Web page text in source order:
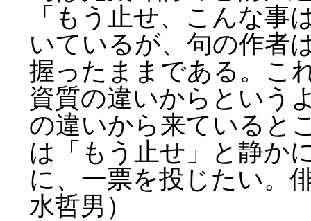
「もう止せ、こんな事
いているが、句の作者
握ったままである。こ
資質の違いからという
の違いから来ていると
は「もう止せ」と静か
に、一票を投じたい。
水哲男）